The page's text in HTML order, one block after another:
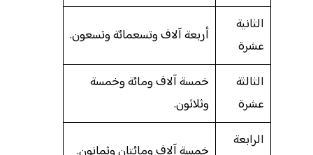
الثانية
عشرة
أربعة آلاف وتسعمائة وتسعون.
الثالثة
عشرة
خمسة آلاف ومائة وخمسة
وثلاثون.
الرابعة